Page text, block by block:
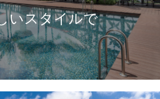
いスタイルで